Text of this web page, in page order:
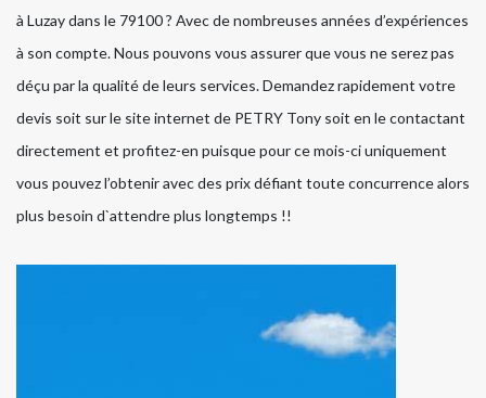
à Luzay dans le 79100 ? Avec de nombreuses années d’expériences
à son compte. Nous pouvons vous assurer que vous ne serez pas
déçu par la qualité de leurs services. Demandez rapidement votre
devis soit sur le site internet de PETRY Tony soit en le contactant
directement et profitez-en puisque pour ce mois-ci uniquement
vous pouvez l’obtenir avec des prix défiant toute concurrence alors
plus besoin d`attendre plus longtemps !!